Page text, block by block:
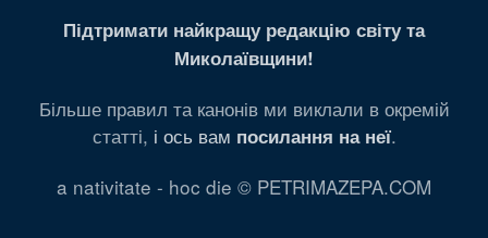
Підтримати найкращу редакцію світу та
Миколаївщини!
Більше правил та канонів ми виклали в окремій
статті, і ось вам посилання на неї.
a nativitate - hoc die © PETRIMAZEPA.COM